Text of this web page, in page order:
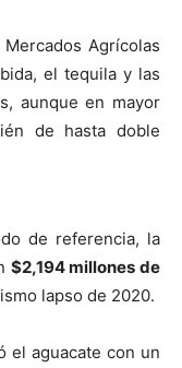
Agrícolas
el tequila y las
aunque en mayor
de hasta doble
de referencia, la
$2,194 millones de
lapso de 2020.
el aguacate con un